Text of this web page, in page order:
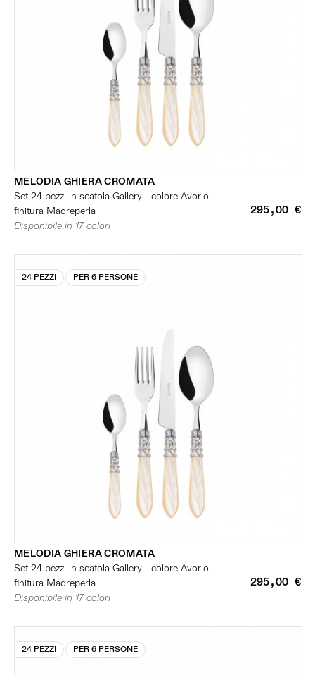
MELODIA GHIERA CROMATA
Set 24 pezzi in scatola Gallery - colore Avorio -
finitura Madreperla
295,00 €
Disponibile in 17 colori
24 PEZZI PER 6 PERSONE
MELODIA GHIERA CROMATA
Set 24 pezzi in scatola Gallery - colore Avorio -
finitura Madreperla
295,00 €
Disponibile in 17 colori
24 PEZZI PER 6 PERSONE